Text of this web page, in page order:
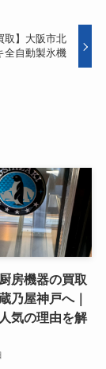
取】大阪市北
全自動製氷機
房機器の買取
乃屋神戸へ｜
気の理由を解